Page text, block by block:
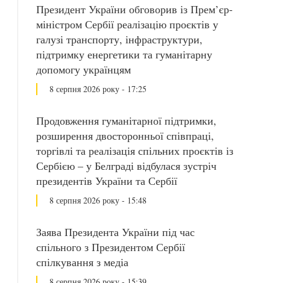
Президент України обговорив із Прем’єр-
міністром Сербії реалізацію проєктів у
галузі транспорту, інфраструктури,
підтримку енергетики та гуманітарну
допомогу українцям
8 серпня 2026 року - 17:25
Продовження гуманітарної підтримки,
розширення двосторонньої співпраці,
торгівлі та реалізація спільних проєктів із
Сербією – у Белграді відбулася зустріч
президентів України та Сербії
8 серпня 2026 року - 15:48
Заява Президента України під час
спільного з Президентом Сербії
спілкування з медіа